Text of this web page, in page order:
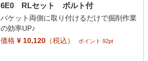
6E0 RLセット ボルト付
バケット両側に取り付けるだけで掘削作業
の効率UP♪
価格¥ 10,120（税込） ポイント 92pt